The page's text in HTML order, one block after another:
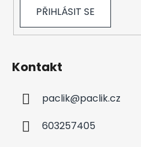
PŘIHLÁSIT SE
Kontakt
paclik@paclik.cz
603257405